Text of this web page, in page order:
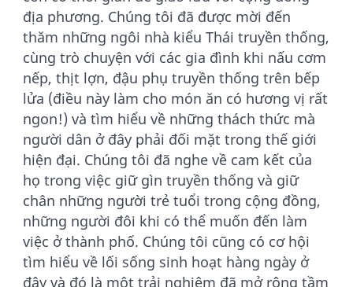
địa phương. Chúng tôi đã được mời đến
thăm những ngôi nhà kiểu Thái truyền thống,
cùng trò chuyện với các gia đình khi nấu cơm
nếp, thịt lợn, đậu phụ truyền thống trên bếp
lửa (điều này làm cho món ăn có hương vị rất
ngon!) và tìm hiểu về những thách thức mà
người dân ở đây phải đối mặt trong thế giới
hiện đại. Chúng tôi đã nghe về cam kết của
họ trong việc giữ gìn truyền thống và giữ
chân những người trẻ tuổi trong cộng đồng,
những người đôi khi có thể muốn đến làm
việc ở thành phố. Chúng tôi cũng có cơ hội
tìm hiểu về lối sống sinh hoạt hàng ngày ở
đây và đó là một trải nghiệm đã mở rộng tầm